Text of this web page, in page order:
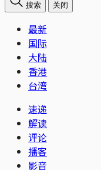
搜索 关闭
最新
国际
大陆
香港
台湾
速递
解读
评论
播客
影音